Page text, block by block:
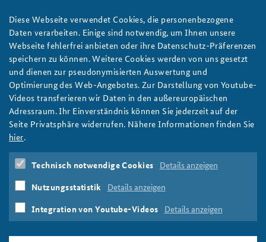
Kriegsführung
baks-logo_neu.png
Russia‘s Hybrid Warfare: a Success in Propaganda
Russland,Hybride Kriegsführung,Informationsraum
Europa
Diese Webseite verwendet Cookies, die personenbezogene
Daten verarbeiten. Einige sind notwendig, um Ihnen unsere
Webseite fehlerfrei anbieten oder ihre Datenschutz-Präferenzen
speichern zu können. Weitere Cookies werden von uns gesetzt
und dienen zur pseudonymisierten Auswertung und
Optimierung des Web-Angebotes. Zur Darstellung von Youtube-
Videos transferieren wir Daten in den außereuropäischen
Adressraum. Ihr Einverständnis können Sie jederzeit auf der
Seite Privatsphäre widerrufen. Nähere Informationen finden Sie
hier.
Technisch notwendige Cookies Details anzeigen
Nutzungsstatistik Details anzeigen
Integration von Youtube-Videos Details anzeigen